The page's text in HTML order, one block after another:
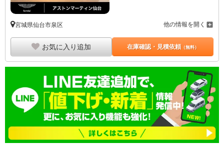
宮城県仙台市泉区 他の情報を開く
お気に入り追加 在庫確認・見積依頼（無料）